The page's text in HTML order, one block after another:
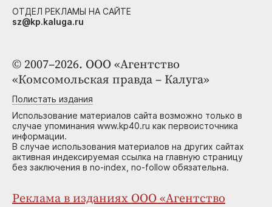
© 2007–2026. ООО «Агентство
«Комсомольская правда – Калуга»
Полистать издания
Использование материалов сайта возможно только в
случае упоминания www.kp40.ru как первоисточника
информации.
В случае использования материалов на других сайтах
активная индексируемая ссылка на главную страницу
без заключения в no-index, no-follow обязательна.
Реклама в изданиях ООО «Агентство
ОТДЕЛ РЕКЛАМЫ НА САЙТЕ
sz@kp.kaluga.ru